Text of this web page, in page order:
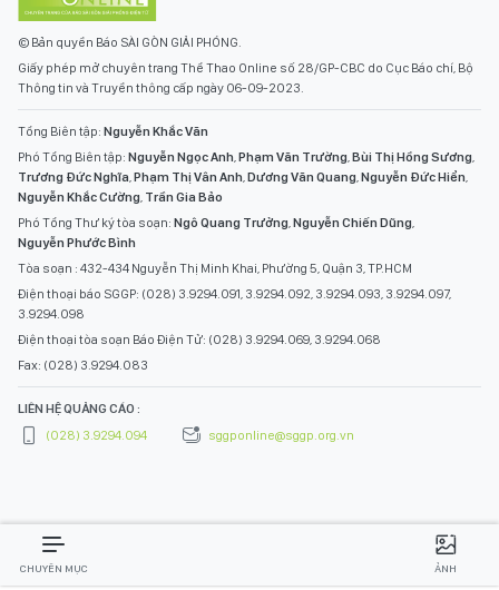
© Bản quyền Báo SÀI GÒN GIẢI PHÓNG.
Giấy phép mở chuyên trang Thể Thao Online số 28/GP-CBC do Cục Báo chí, Bộ
Thông tin và Truyền thông cấp ngày 06-09-2023.
Tổng Biên tập: Nguyễn Khắc Văn
Phó Tổng Biên tập: Nguyễn Ngọc Anh,Phạm Văn Trường,Bùi Thị Hồng Sương,
Trương Đức Nghĩa,Phạm Thị Vân Anh,Dương Văn Quang,Nguyễn Đức Hiển,
Nguyễn Khắc Cường, Trần Gia Bảo
Phó Tổng Thư ký tòa soạn: Ngô Quang Trưởng,Nguyễn Chiến Dũng,
Nguyễn Phước Bình
Tòa soạn : 432-434 Nguyễn Thị Minh Khai, Phường 5, Quận 3, TP.HCM
Điện thoại báo SGGP: (028) 3.9294.091, 3.9294.092, 3.9294.093, 3.9294.097,
3.9294.098
Điện thoại tòa soạn Báo Điện Tử: (028) 3.9294.069, 3.9294.068
Fax: (028) 3.9294.083
LIÊN HỆ QUẢNG CÁO :
(028) 3.9294.094
sggponline@sggp.org.vn
CHUYÊN MỤC ẢNH